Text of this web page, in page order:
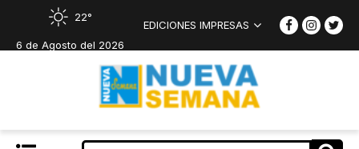
22°
6 de Agosto del 2026
EDICIONES IMPRESAS